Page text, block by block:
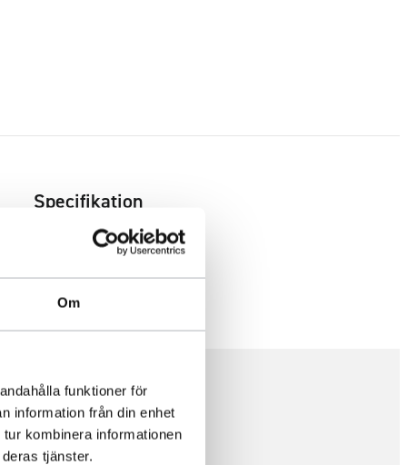
Om
funktioner för
information från din enhet
kombinera informationen
tjänster.
Specifikation